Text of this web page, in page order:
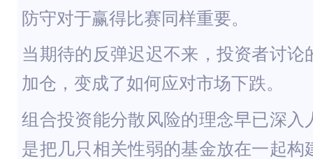
防守对于赢得比赛同样重要。
当期待的反弹迟迟不来，投资者讨论
加仓，变成了如何应对市场下跌。
组合投资能分散风险的理念早已深入
是把几只相关性弱的基金放在一起构